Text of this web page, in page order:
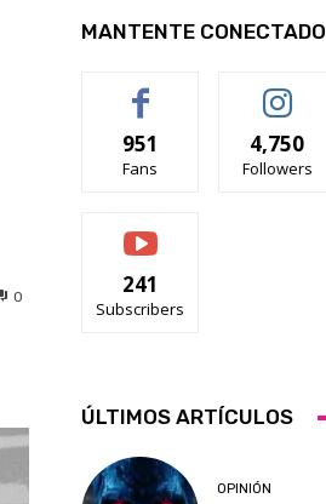
0
MANTENTE CONECTADO
951
Fans
4,750
Followers
241
Subscribers
ÚLTIMOS ARTÍCULOS
OPINIÓN